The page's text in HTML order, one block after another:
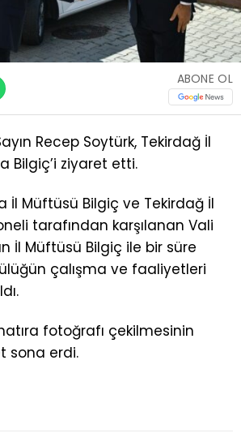
ABONE OL
Recep Soytürk, Tekirdağ İl
Bilgiç’i ziyaret etti.
İl Müftüsü Bilgiç ve Tekirdağ İl
tarafından karşılanan Vali
İl Müftüsü Bilgiç ile bir süre
çalışma ve faaliyetleri
fotoğrafı çekilmesinin
sona erdi.